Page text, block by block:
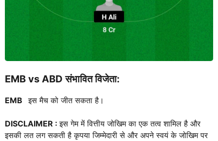
EMB vs ABDसंभावित विजेता:
EMBइस मैच को जीत सकता है।
DISCLAIMER :इस गेम में वित्तीय जोखिम का एक तत्व शामिल है और
इसकी लत लग सकती है कृपया जिम्मेदारी से और अपने स्वयं के जोखिम पर